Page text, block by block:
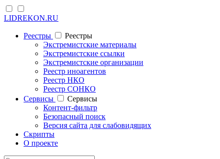
LIDREKON.RU
Реестры
Реестры
Экстремистские материалы
Экстремистские ссылки
Экстремистские организации
Реестр иноагентов
Реестр НКО
Реестр СОНКО
Cервисы
Cервисы
Контент-фильтр
Безопасный поиск
Версия сайта для слабовидящих
Скрипты
О проекте